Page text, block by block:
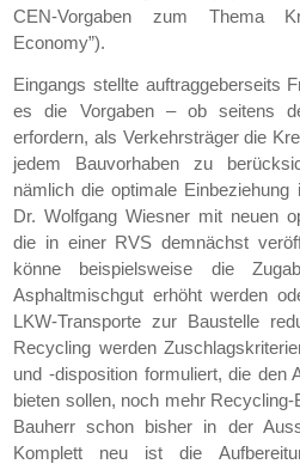
CEN-Vorgaben zum Thema
Economy”).
Eingangs stellte auftraggeberseits
es die Vorgaben – ob seitens
erfordern, als Verkehrsträger die
jedem Bauvorhaben zu
nämlich die optimale
Dr. Wolfgang Wiesner mit neuen
die in einer RVS demnächst
könne beispielsweise die
Asphaltmischgut erhöht werden
LKW-Transporte zur Baustelle
Recycling werden
und -disposition formuliert, die den
bieten sollen, noch mehr
Bauherr schon bisher in der
Komplett neu ist die